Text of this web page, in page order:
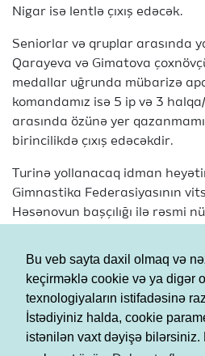
Bu veb sayta daxil olmaq və
keçirməklə cookie və ya digər
texnologiyaların istifadəsinə
İstədiyiniz halda, cookie
istənilən vaxt dəyişə bilərsiniz.
Nigar isə lentlə çıxış edəcək.
Seniorlar və qruplar arasında
Qarayeva və Gimatova
medallar uğrunda mübarizə
komandamız isə 5 ip və 3
arasında özünə yer
birincilikdə çıxış edəcəkdir.
Turinə yollanacaq idman
Gimnastika Federasiyasının
Həsənovun başçılığı ilə rəsmi
müşayiət edəcək. Azərbaycan
mətbuat xidmətinin verdiyi
çərçivəsində Azərbaycan
Gimnastika İttifaqı (UEG)
federasiyalarının başçıları ilə
keçirəcək.